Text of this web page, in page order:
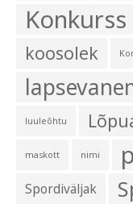
Konkurss
koosolek
luuleõhtu
maskott nimi
Spordiväljak